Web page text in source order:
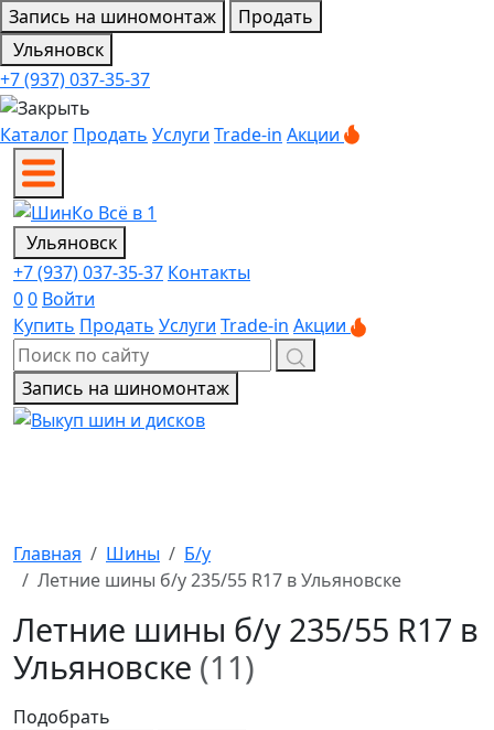
Запись на шиномонтаж
Продать
Ульяновск
+7 (937) 037-35-37
Каталог Продать Услуги Trade-in Акции
Ульяновск
+7 (937) 037-35-37 Контакты
00 Войти
Купить Продать Услуги Trade-in Акции
Запись на шиномонтаж
Главная Шины
Б/у
Летние шины б/у 235/55 R17 в Ульяновске
Летние шины б/у 235/55 R17 в
Ульяновске (11)
Подобрать